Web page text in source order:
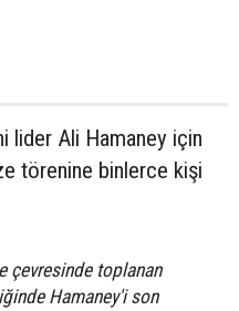
lider Ali Hamaney için
törenine binlerce kişi
çevresinde toplanan
Hamaney'i son